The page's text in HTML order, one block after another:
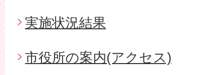
実施状況結果
市役所の案内(アクセス)